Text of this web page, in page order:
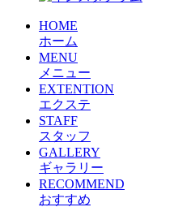
HOME
ホーム
MENU
メニュー
EXTENTION
エクステ
STAFF
スタッフ
GALLERY
ギャラリー
RECOMMEND
おすすめ